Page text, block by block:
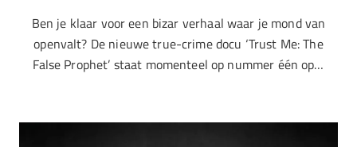
Ben je klaar voor een bizar verhaal waar je mond van
openvalt? De nieuwe true-crime docu ‘Trust Me: The
False Prophet’ staat momenteel op nummer één op…